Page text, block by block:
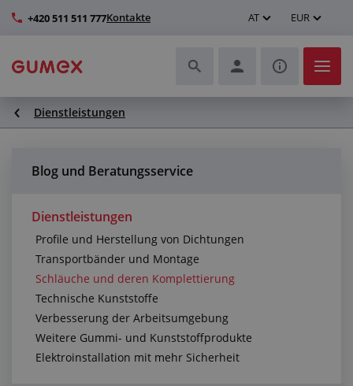
+420 511 511 777Kontakte AT EUR
Schläuche und deren Komplettierung
Transportbänder und Montage
Verbesserung der Arbeitsumgebung
Weitere Gummi- und Kunststoffprodukte
Anfragezentrum
Dienstleistungen
Blog und Beratungsservice
Dienstleistungen
Profile und Herstellung von Dichtungen
Transportbänder und Montage
Schläuche und deren Komplettierung
Technische Kunststoffe
Verbesserung der Arbeitsumgebung
Weitere Gummi- und Kunststoffprodukte
Elektroinstallation mit mehr Sicherheit